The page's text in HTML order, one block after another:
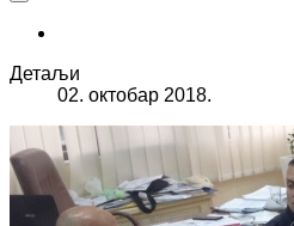
Детаљи
02. октобар 2018.